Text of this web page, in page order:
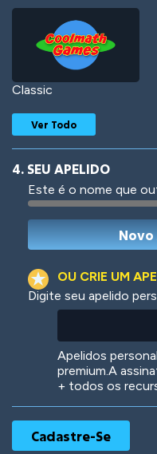
Classic
Woof
Ver Todo
4. SEU APELIDO
Este é o nome que
OU CRIE UM
Digite seu apelido
Apelidos
premium.A
+ todos os